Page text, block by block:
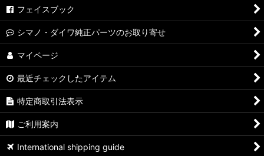
【シマノ】19-22ステラSW［STELLA SW］対応 カスタムパー
ツ
【シマノ】08ステラSW［STELLA SW］対応 カスタムパーツ
【シマノ】01ステラSW［STELLA SW］対応 カスタムパーツ
ーツ
フェイスブック
シマノ・ダイワ純正パーツのお取り寄せ
マイページ
最近チェックしたアイテム
特定商取引法表示
ご利用案内
International shipping guide